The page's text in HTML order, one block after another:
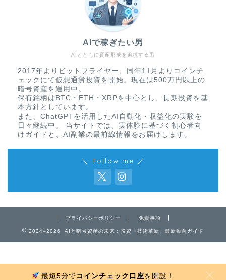
AIとともに資産形成を追求する男
AIで稼ぎたい男
2017年よりビットフライヤー、同年11月よりコインチ
ェックにて仮想通貨投資を開始。現在は500万円以上の
暗号資産を運用中。
保有銘柄はBTC・ETH・XRPを中心とし、長期投資を基
本方針としています。
また、ChatGPTを活用したAI自動化・収益化の実験を
日々継続中。 当サイトでは、実体験に基づく初心者向
けガイドと、AI副業の最前線情報をお届けします。
＼ Follow me ／
プライバシーポリシー 免責事項
2024–2026 AIと暗号資産の未来：投資・技術革新、最新動向ガイド
お問い合わせ
最短5分でコインチェック口座を開設！